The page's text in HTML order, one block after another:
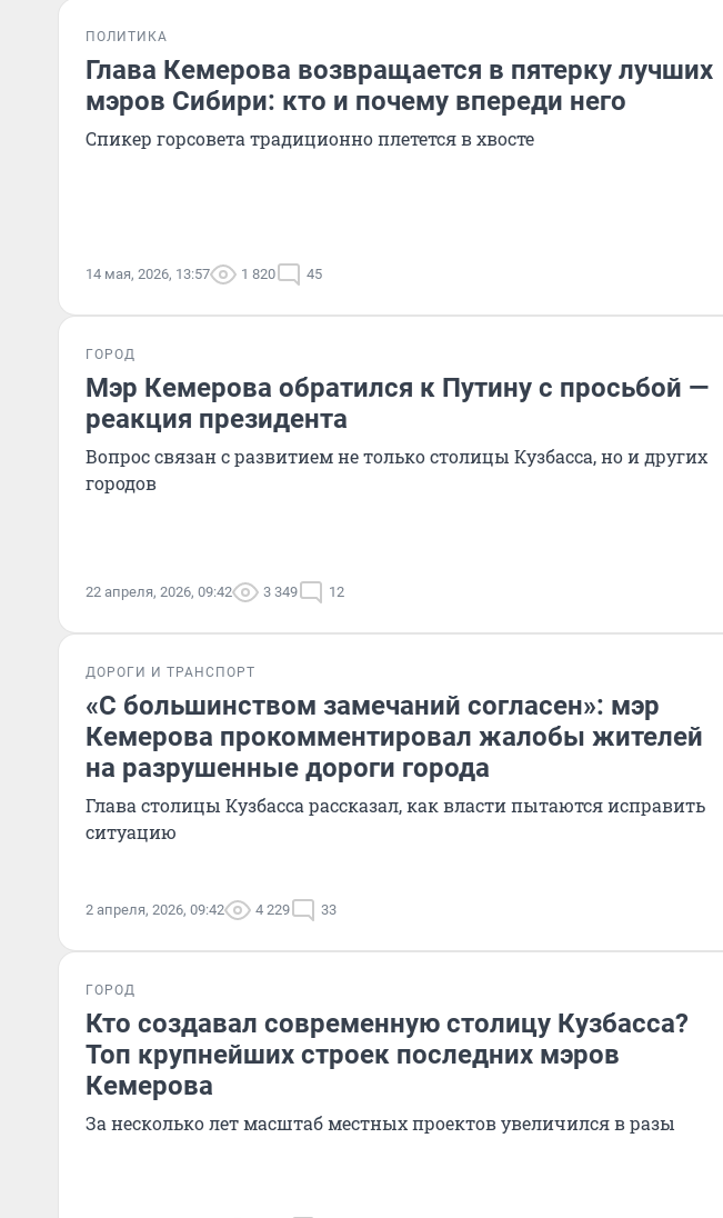
ПОЛИТИКА
Глава Кемерова возвращается в пятерку лучших
мэров Сибири: кто и почему впереди него
Спикер горсовета традиционно плетется в хвосте
14 мая, 2026, 13:57 1 820 45
ГОРОД
Мэр Кемерова обратился к Путину с просьбой —
реакция президента
Вопрос связан с развитием не только столицы Кузбасса, но и других
городов
22 апреля, 2026, 09:42 3 349 12
ДОРОГИ И ТРАНСПОРТ
«С большинством замечаний согласен»: мэр
Кемерова прокомментировал жалобы жителей
на разрушенные дороги города
Глава столицы Кузбасса рассказал, как власти пытаются исправить
ситуацию
2 апреля, 2026, 09:42 4 229 33
ГОРОД
Кто создавал современную столицу Кузбасса?
Топ крупнейших строек последних мэров
Кемерова
За несколько лет масштаб местных проектов увеличился в разы